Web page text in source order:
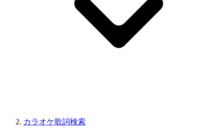
カラオケ歌詞検索